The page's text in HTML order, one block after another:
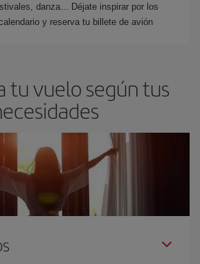
danza... Déjate inspirar por los
y reserva tu billete de avión
tu vuelo según tus